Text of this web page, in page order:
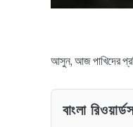
আসুন, আজ পাখিদের
বাংলা